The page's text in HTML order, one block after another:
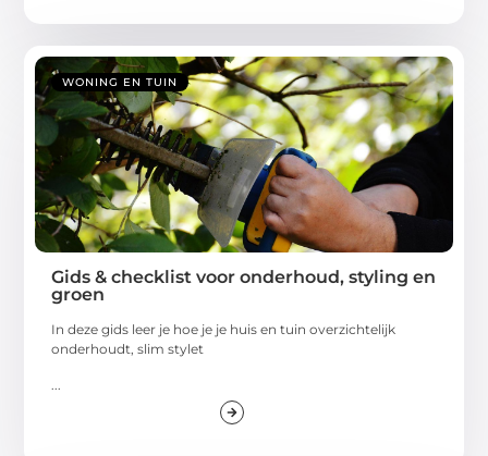
WONING EN TUIN
Gids & checklist voor onderhoud, styling en
groen
In deze gids leer je hoe je je huis en tuin overzichtelijk
onderhoudt, slim stylet